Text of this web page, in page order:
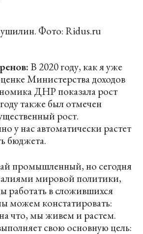
Фото: Ridus.ru
В 2020 году, как я уже
Министерства доходов
ДНР показала рост
также был отмечен
рост.
у нас автоматически растет
бюджета.
промышленный, но сегодня
мировой политики,
работать в сложившихся
можем констатировать:
что, мы живем и растем.
свою основную цель: